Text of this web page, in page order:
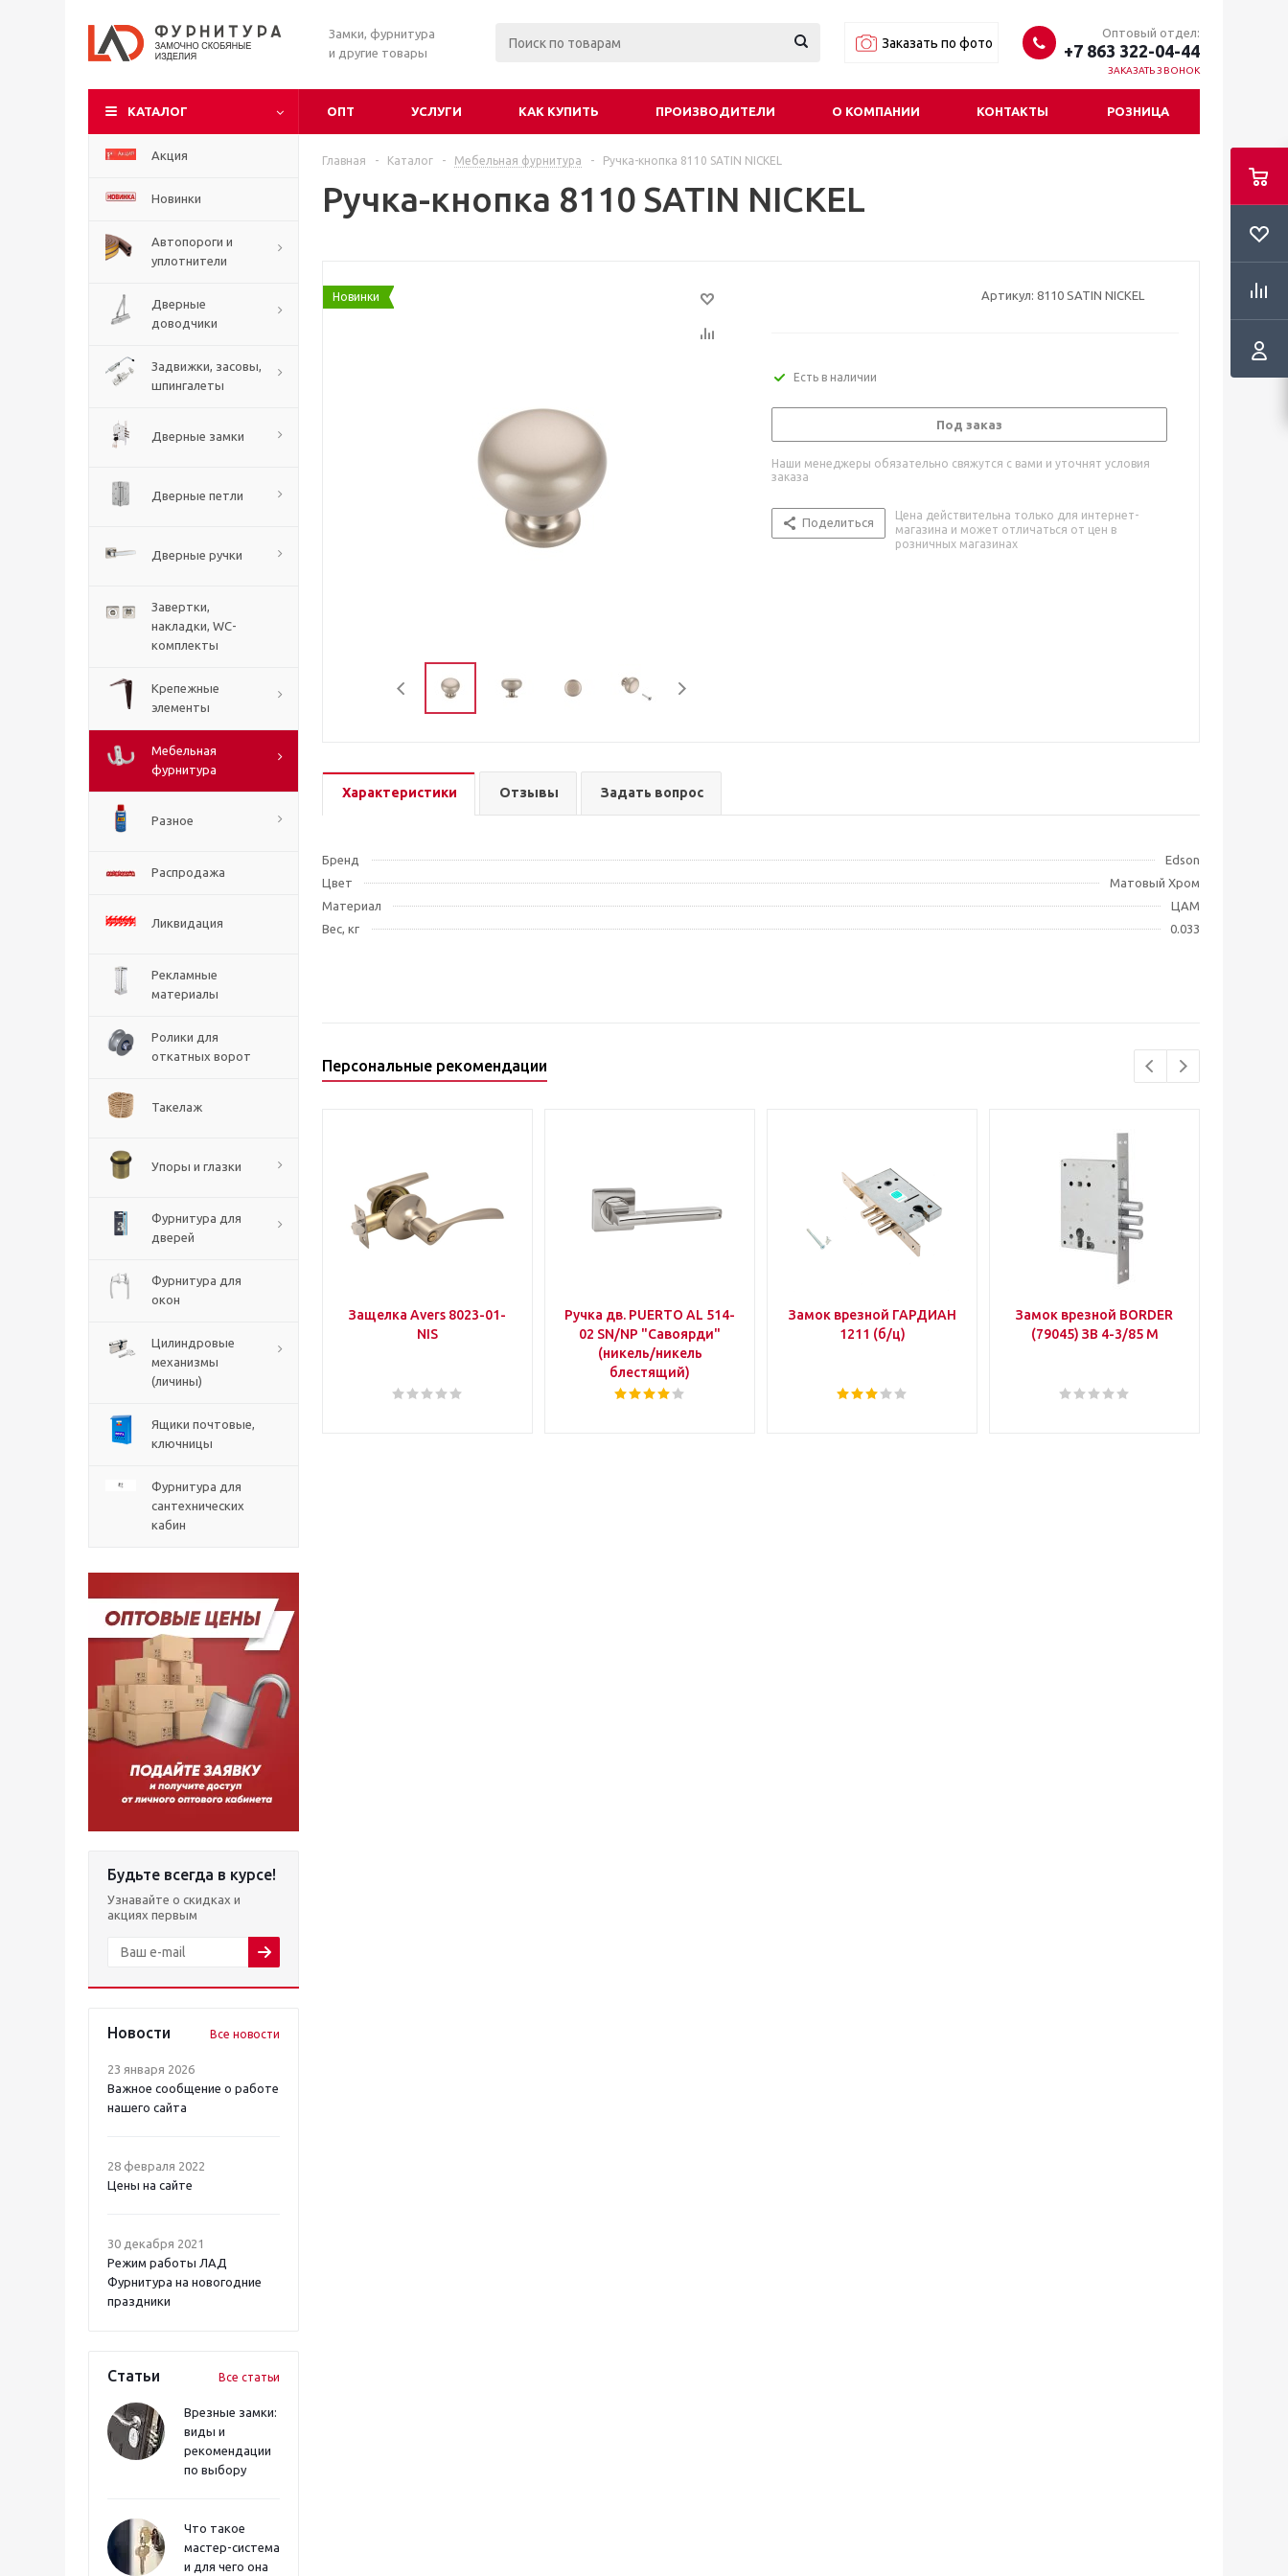
Замки, фурнитура
и другие товары
Заказать по фото
Оптовый отдел:
+7 863 322-04-44
ЗАКАЗАТЬ ЗВОНОК
КАТАЛОГ ОПТ УСЛУГИ КАК КУПИТЬ ПРОИЗВОДИТЕЛИ О КОМПАНИИ КОНТАКТЫ РОЗНИЦА
Акция
Новинки
Автопороги и
уплотнители
Дверные
доводчики
Задвижки, засовы,
шпингалеты
Дверные замки
Дверные петли
Дверные ручки
Завертки,
накладки, WC-
комплекты
Крепежные
элементы
Мебельная
фурнитура
Разное
Распродажа
Ликвидация
Рекламные
материалы
Ролики для
откатных ворот
Такелаж
Упоры и глазки
Фурнитура для
дверей
Фурнитура для
окон
Цилиндровые
механизмы
(личины)
Ящики почтовые,
ключницы
Фурнитура для
сантехнических
кабин
Будьте всегда в курсе!
Узнавайте о скидках и
акциях первым
Новости Все новости
23 января 2026
Важное сообщение о работе
нашего сайта
28 февраля 2022
Цены на сайте
30 декабря 2021
Режим работы ЛАД
Фурнитура на новогодние
праздники
Статьи Все статьи
Врезные замки:
виды и
рекомендации
по выбору
Что такое
мастер-система
и для чего она
Главная - Каталог - Мебельная фурнитура - Ручка-кнопка 8110 SATIN NICKEL
Ручка-кнопка 8110 SATIN NICKEL
Новинки Артикул: 8110 SATIN NICKEL
Есть в наличии
Под заказ
Наши менеджеры обязательно свяжутся с вами и уточнят условия
заказа
Поделиться
Цена действительна только для интернет-
магазина и может отличаться от цен в
розничных магазинах
Характеристики Отзывы Задать вопрос
Бренд
Edson
Цвет
Матовый Хром
Материал
ЦАМ
Вес, кг
0.033
Персональные рекомендации
Защелка Avers 8023-01-
NIS
Ручка дв. PUERTO AL 514-
02 SN/NP "Савоярди"
(никель/никель
блестящий)
Замок врезной ГАРДИАН
1211 (б/ц)
Замок врезной BORDER
(79045) ЗВ 4-3/85 М